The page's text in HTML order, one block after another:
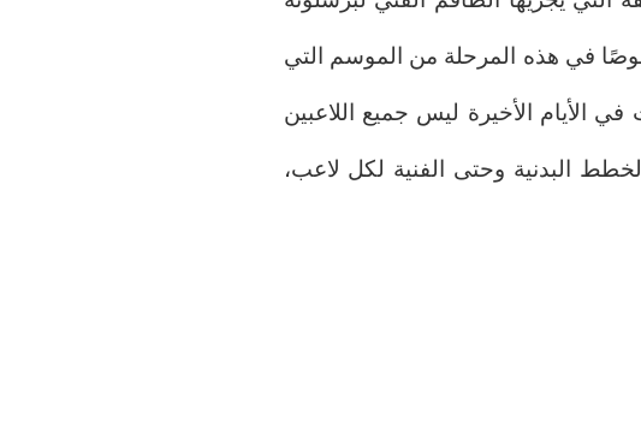
في هذه المرحلة من الموسم التي
في الأيام الأخيرة ليس جميع اللاعبين
البدنية وحتى الفنية لكل لاعب،